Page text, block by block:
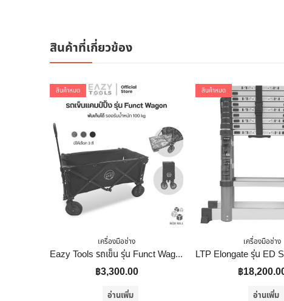
สินค้าที่เกี่ยวข้อง
สินค้าหมด
เครื่องมือช่าง
Eazy Tools รถเข็น รุ่น Funct Wagon สีดำ
฿3,300.00
อ่านเพิ่ม
สินค้าหมด
เครื่องมือช่าง
฿
อ่านเพิ่ม